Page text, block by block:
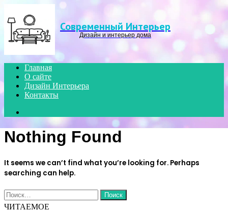
Современный Интерьер
Дизайн и интерьер дома
Главная
О сайте
Дизайн Интерьера
Контакты
Nothing Found
It seems we can’t find what you’re looking for. Perhaps
searching can help.
Найти:
ЧИТАЕМОЕ